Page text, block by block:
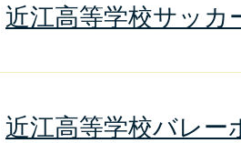
近江高等学校サッカ
近江高等学校バレー